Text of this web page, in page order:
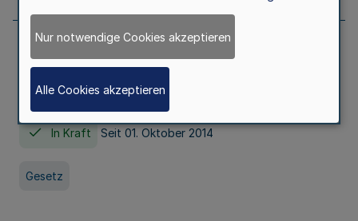
Gesetz über die Hochschulen des Landes
Nordrhein-Westfalen (Hochschulgesetz -
HG)
In Kraft Seit 01. Oktober 2014
Gesetz
Nur notwendige Cookies akzeptieren
Alle Cookies akzeptieren